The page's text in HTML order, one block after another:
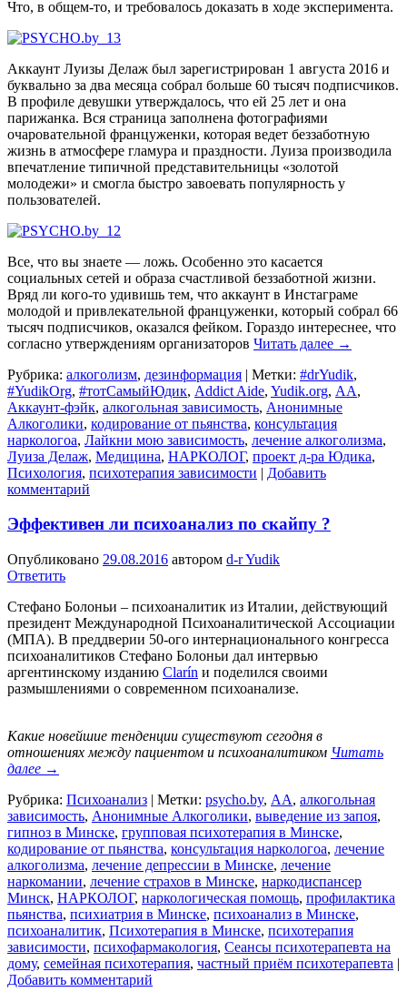
Что, в общем-то, и требовалось доказать в ходе эксперимента.
Аккаунт Луизы Делаж был зарегистрирован 1 августа 2016 и
буквально за два месяца собрал больше 60 тысяч подписчиков.
В профиле девушки утверждалось, что ей 25 лет и она
парижанка. Вся страница заполнена фотографиями
очаровательной француженки, которая ведет беззаботную
жизнь в атмосфере гламура и праздности. Луиза производила
впечатление типичной представительницы «золотой
молодежи» и смогла быстро завоевать популярность у
пользователей.
Все, что вы знаете — ложь. Особенно это касается
социальных сетей и образа счастливой беззаботной жизни.
Вряд ли кого-то удивишь тем, что аккаунт в Инстаграме
молодой и привлекательной француженки, который собрал 66
тысяч подписчиков, оказался фейком. Гораздо интереснее, что
согласно утверждениям организаторов Читать далее →
Рубрика: алкоголизм, дезинформация | Метки: #‎drYudik,
#YudikOrg, #тотСамыйЮдик, Addict Aide, Yudik.org, АА,
Аккаунт-фэйк, алкогольная зависимость, Анонимные
Алкоголики, кодирование от пьянства, консультация
наркологоа, Лайкни мою зависимость, лечение алкоголизма,
Луиза Делаж, Медицина, НАРКОЛОГ, проект д-ра Юдика,
Психология, психотерапия зависимости | Добавить
комментарий
Эффективен ли психоанализ по скайпу ?
Опубликовано 29.08.2016 автором d-r Yudik
Ответить
Стефано Болоньи – психоаналитик из Италии, действующий
президент Международной Психоаналитической Ассоциации
(МПА). В преддверии 50-ого интернационального конгресса
психоаналитиков Стефано Болоньи дал интервью
аргентинскому изданию Clarín и поделился своими
размышлениями о современном психоанализе.
Какие новейшие тенденции существуют сегодня в
отношениях между пациентом и психоаналитиком Читать
далее →
Рубрика: Психоанализ | Метки: psycho.by, АА, алкогольная
зависимость, Анонимные Алкоголики, выведение из запоя,
гипноз в Минске, групповая психотерапия в Минске,
кодирование от пьянства, консультация наркологоа, лечение
алкоголизма, лечение депрессии в Минске, лечение
наркомании, лечение страхов в Минске, наркодиспансер
Минск, НАРКОЛОГ, наркологическая помощь, профилактика
пьянства, психиатрия в Минске, психоанализ в Минске,
психоаналитик, Психотерапия в Минске, психотерапия
зависимости, психофармакология, Сеансы психотерапевта на
дому, семейная психотерапия, частный приём психотерапевта |
Добавить комментарий